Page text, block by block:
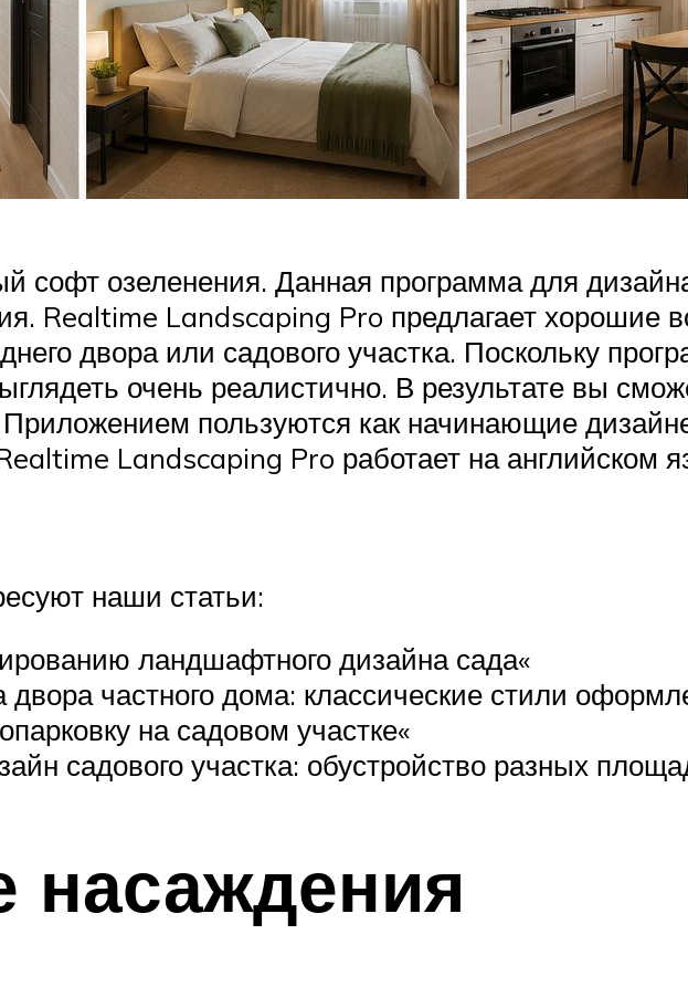
софт озеленения. Данная программа для
Realtime Landscaping Pro предлагает хорошие
двора или садового участка. Поскольку
очень реалистично. В результате вы
пользуются как начинающие
Landscaping Pro работает на английском
наши статьи:
ландшафтного дизайна сада«
частного дома: классические стили
на садовом участке«
садового участка: обустройство разных
насаждения